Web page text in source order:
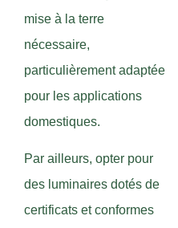
mise à la terre
nécessaire,
particulièrement adaptée
pour les applications
domestiques.
Par ailleurs, opter pour
des luminaires dotés de
certificats et conformes